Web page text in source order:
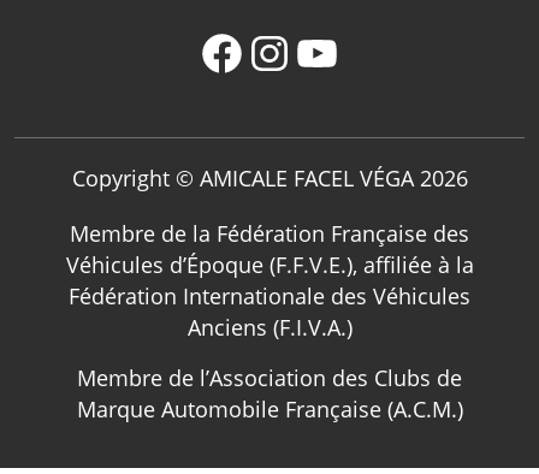
Copyright © AMICALE FACEL VÉGA 2026
Membre de la Fédération Française des
Véhicules d’Époque (F.F.V.E.), affiliée à la
Fédération Internationale des Véhicules
Anciens (F.I.V.A.)
Membre de l’Association des Clubs de
Marque Automobile Française (A.C.M.)